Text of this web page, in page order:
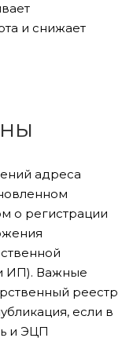
и снижает
адреса
о регистрации
ИП). Важные
реестр
если в
и ЭЦП